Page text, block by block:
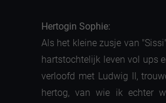
Hertogin Sophie:
Als het kleine zusje van
hartstochtelijk leven vol ups
verloofd met Ludwig II,
hertog, van wie ik echter